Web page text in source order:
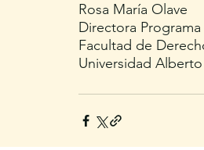
Rosa María Olave
Directora
Facultad de
Universidad